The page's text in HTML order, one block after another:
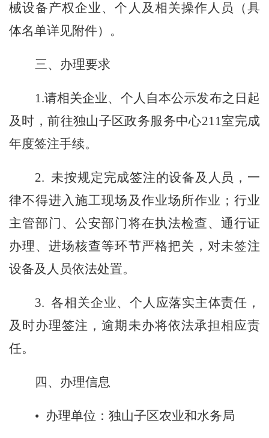
械设备产权企业、个人及相关操作人员（具
体名单详见附件）。
三、办理要求
1.请相关企业、个人自本公示发布之日起
及时，前往独山子区政务服务中心211室完成
年度签注手续。
2. 未按规定完成签注的设备及人员，一
律不得进入施工现场及作业场所作业；行业
主管部门、公安部门将在执法检查、通行证
办理、进场核查等环节严格把关，对未签注
设备及人员依法处置。
3. 各相关企业、个人应落实主体责任，
及时办理签注，逾期未办将依法承担相应责
任。
四、办理信息
• 办理单位：独山子区农业和水务局